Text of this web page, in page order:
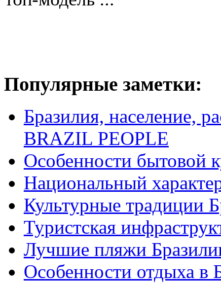
Популярные заметки:
Бразилия, население,
BRAZIL PEOPLE
Особенности бытовой
Национальный
Культурные традиции
Туристская
Лучшие пляжи
Особенности отдыха в